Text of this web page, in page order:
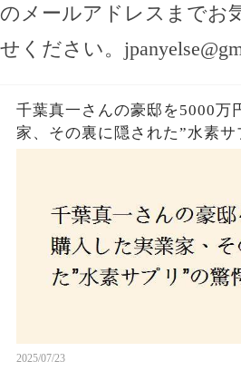
のメールアドレスまでお
せください。
千葉真一さんの豪邸を5000万
家、その裏に隠された”水素サ
2025/07/23